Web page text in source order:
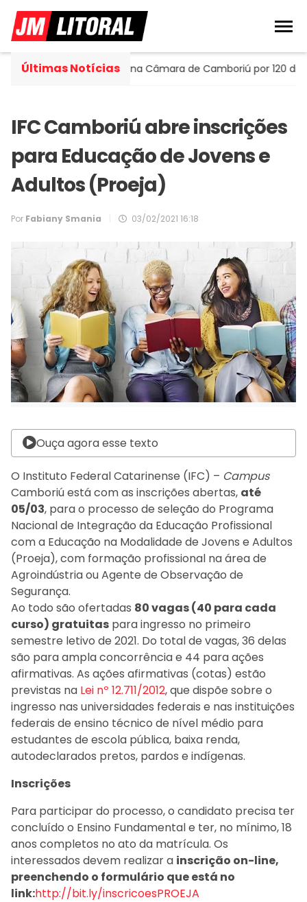
Últimas Notícias
assume cadeira na Câmara de Camboriú por 120 dias
IFC Camboriú abre inscrições
para Educação de Jovens e
Adultos (Proeja)
Por Fabiany Smania 03/02/2021 16:18
Ouça agora esse texto
O Instituto Federal Catarinense (IFC) – Campus
Camboriú está com as inscrições abertas, até
05/03, para o processo de seleção do Programa
Nacional de Integração da Educação Profissional
com a Educação na Modalidade de Jovens e Adultos
(Proeja), com formação profissional na área de
Agroindústria ou Agente de Observação de
Segurança.
Ao todo são ofertadas 80 vagas (40 para cada
curso) gratuitas para ingresso no primeiro
semestre letivo de 2021. Do total de vagas, 36 delas
são para ampla concorrência e 44 para ações
afirmativas. As ações afirmativas (cotas) estão
previstas na Lei nº 12.711/2012, que dispõe sobre o
ingresso nas universidades federais e nas instituições
federais de ensino técnico de nível médio para
estudantes de escola pública, baixa renda,
autodeclarados pretos, pardos e indígenas.
Inscrições
Para participar do processo, o candidato precisa ter
concluído o Ensino Fundamental e ter, no mínimo, 18
anos completos no ato da matrícula. Os
interessados devem realizar a inscrição on-line,
preenchendo o formulário que está no
link:http://bit.ly/inscricoesPROEJA